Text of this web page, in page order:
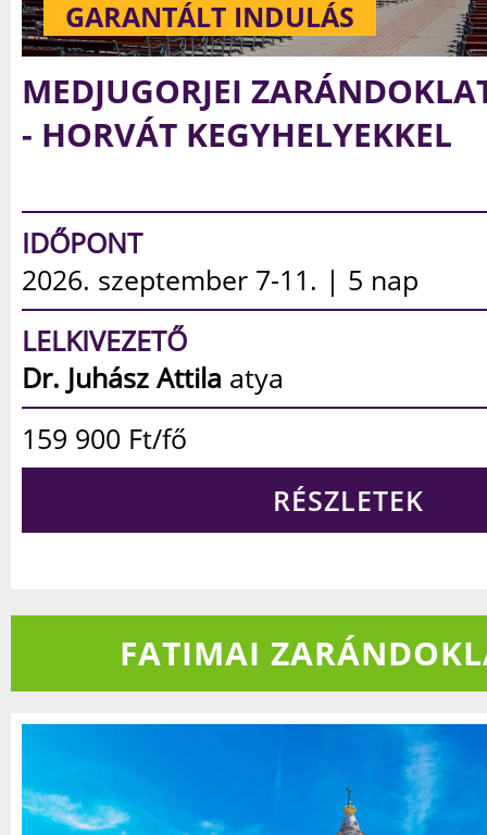
GARANTÁLT INDULÁS
MEDJUGORJEI
- BOSZNIAI LÁTNIVALÓKKAL
IDŐPONT
2026. szeptember 19-23. | 5 nap
LELKIVEZETŐ
Dr. Száraz János István
159 900 Ft/fő
RÉSZLETEK
FATIMAI